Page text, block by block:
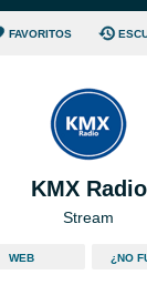
FAVORITOS
KMX Radio
Stream
WEB ¿NO